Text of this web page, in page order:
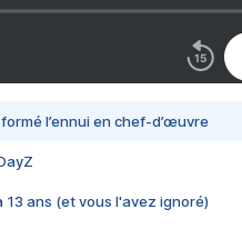
l’ennui en chef-d’œuvre
13 ans (et vous l'avez ignoré)